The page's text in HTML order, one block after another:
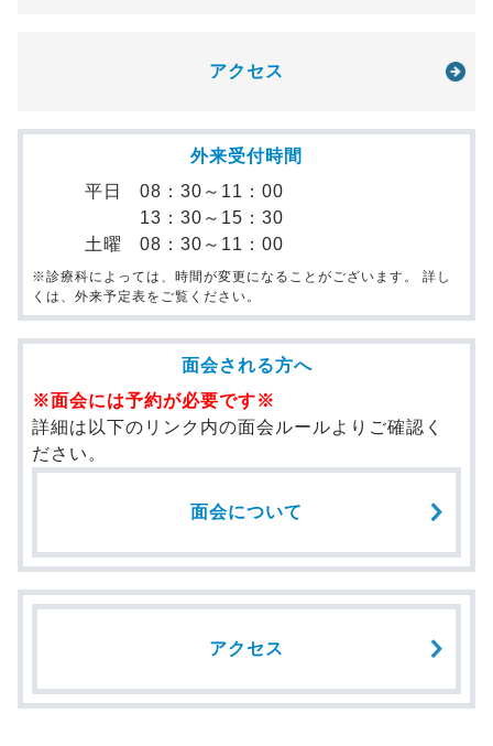
アクセス
外来受付時間
平日
08：30～11：00
13：30～15：30
土曜
08：30～11：00
※診療科によっては、時間が変更になることがございます。 詳し
くは、外来予定表をご覧ください。
面会される方へ
※面会には予約が必要です※
詳細は以下のリンク内の面会ルールよりご確認く
ださい。
面会について
アクセス